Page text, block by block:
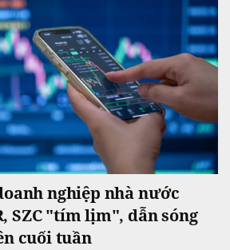
nghiệp nhà nước
SZC "tím lịm", dẫn sóng
cuối tuần